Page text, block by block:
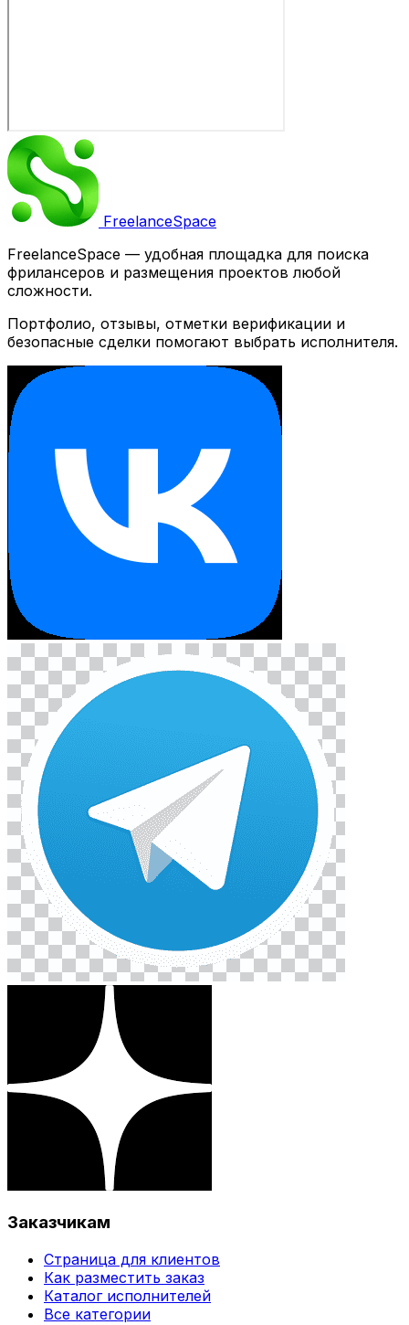
FreelanceSpace
FreelanceSpace — удобная площадка для поиска
фрилансеров и размещения проектов любой
сложности.
Портфолио, отзывы, отметки верификации и
безопасные сделки помогают выбрать исполнителя.
Заказчикам
Страница для клиентов
Как разместить заказ
Каталог исполнителей
Все категории